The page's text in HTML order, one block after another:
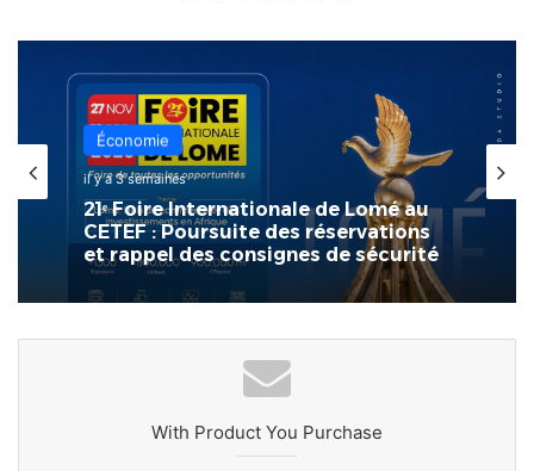
Économie
il y a 3 semaines
21ᵉ Foire Internationale de Lomé au
CETEF : Poursuite des réservations
et rappel des consignes de sécurité
With Product You Purchase